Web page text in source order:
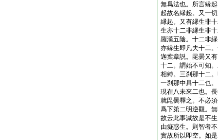
無爲法也。所言縁
起故名縁起。又一
縁起。又有縁生非
生亦十二非縁生非
羅漢五陰。十二非
亦縁生即凡夫十二
迦葉章説。毘曇又
十二。謂始不可知
相縛。三刹那十二
一刹那中具十二也
現在八未來二也。
就毘曇釋之。不必
爲下第二明逆觀。
故云此事滅故是不
由癡惑生。則智者
實故所以即空。如